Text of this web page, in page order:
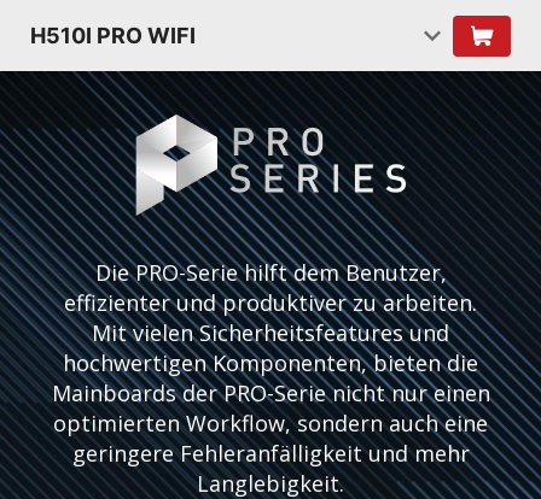
H510I PRO WIFI
Die PRO-Serie hilft dem Benutzer,
effizienter und produktiver zu arbeiten.
Mit vielen Sicherheitsfeatures und
hochwertigen Komponenten, bieten die
Mainboards der PRO-Serie nicht nur einen
optimierten Workflow, sondern auch eine
geringere Fehleranfälligkeit und mehr
Langlebigkeit.